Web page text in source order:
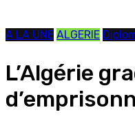
A LA UNE ALGERIE
L’Algérie